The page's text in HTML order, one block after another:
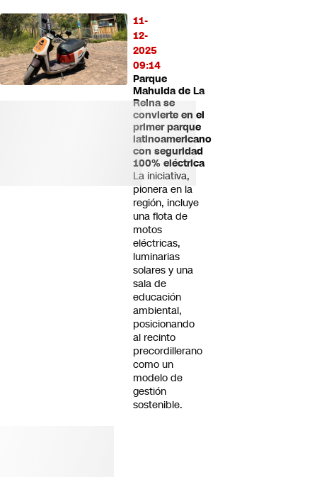
11-
12-
2025
09:14
Parque
Mahuida de La
Reina se
convierte en el
primer parque
latinoamericano
con seguridad
100% eléctrica
La iniciativa,
pionera en la
región, incluye
una flota de
motos
eléctricas,
luminarias
solares y una
sala de
educación
ambiental,
posicionando
al recinto
precordillerano
como un
modelo de
gestión
sostenible.